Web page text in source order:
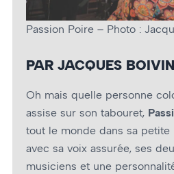
Passion Poire – Photo :
PAR JACQUES BOIVIN
Oh mais quelle personne
assise sur son tabouret,
tout le monde dans sa petite
avec sa voix assurée, ses
musiciens et une